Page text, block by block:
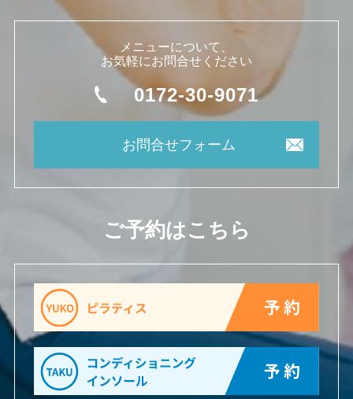
メニューについて、
お気軽にお問合せください
0172-30-9071
お問合せフォーム
ご予約はこちら